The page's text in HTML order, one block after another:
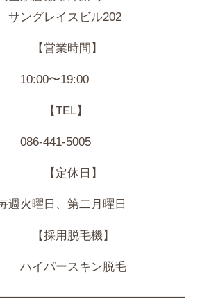
スビル202
時間】
19:00
】
5005
日】
、第二月曜日
毛機】
スキン脱毛